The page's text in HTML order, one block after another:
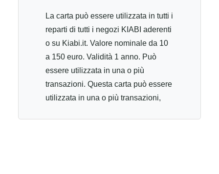
La carta può essere utilizzata in tutti i
reparti di tutti i negozi KIABI aderenti
o su Kiabi.it. Valore nominale da 10
a 150 euro. Validità 1 anno. Può
essere utilizzata in una o più
transazioni. Questa carta può essere
utilizzata in una o più transazioni,